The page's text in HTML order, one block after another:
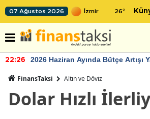
07 Ağustos 2026 26°
22:26 2026 Haziran Ayında Bütçe Artışı
FinansTaksi Altın ve Döviz
Dolar Hızlı